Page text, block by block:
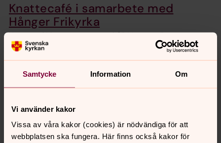
Samtycke Information Om
Vi använder kakor
Vissa av våra kakor (cookies) är nödvändiga för att
webbplatsen ska fungera. Här finns också kakor för
Knattecafé i samarbete med
Hånger Frikyrka
Knattecafé har sommaruppehåll. Varmt välkomna
tillbaka i augusti!
Synpunkter eller frågor på sidans
innehåll?
forshedabygden.forsamling@svenskakyrkan.se